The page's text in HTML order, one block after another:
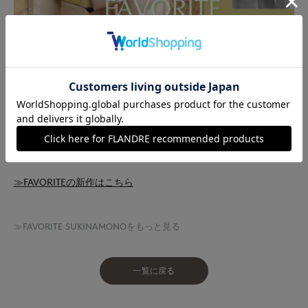
FAVORITEオリジナルシリーズのCANDYから、
新モデルのWIDEが登場しました！
≫特集ページはこちら
≫FAVORITEの新作はこちら
≫FAVORITE SUKINAMONOをもっと見る
一覧に戻る